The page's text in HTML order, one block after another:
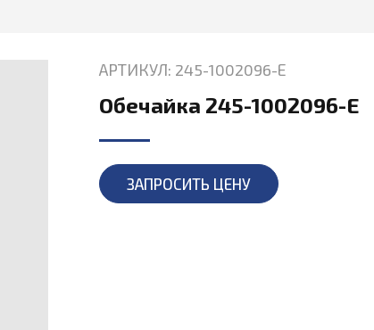
АРТИКУЛ: 245-1002096-Е
Обечайка 245-1002096-Е
ЗАПРОСИТЬ ЦЕНУ